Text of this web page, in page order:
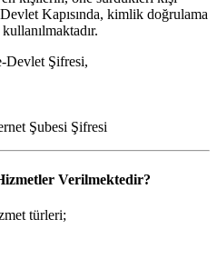
Kapısında, kimlik doğrulama
Devlet Şifresi,
Şubesi Şifresi
Verilmektedir?
türleri;